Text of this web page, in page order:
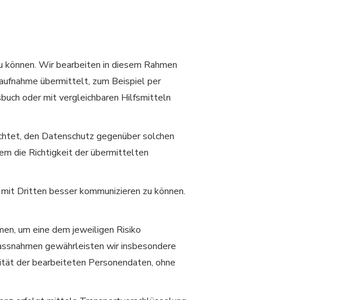
Wir bearbeiten in diesem Rahmen
übermittelt, zum Beispiel per
oder mit vergleichbaren Hilfsmitteln
den Datenschutz gegenüber solchen
die Richtigkeit der übermittelten
Dritten besser kommunizieren zu können.
um eine dem jeweiligen Risiko
gewährleisten wir insbesondere
der bearbeiteten Personendaten, ohne